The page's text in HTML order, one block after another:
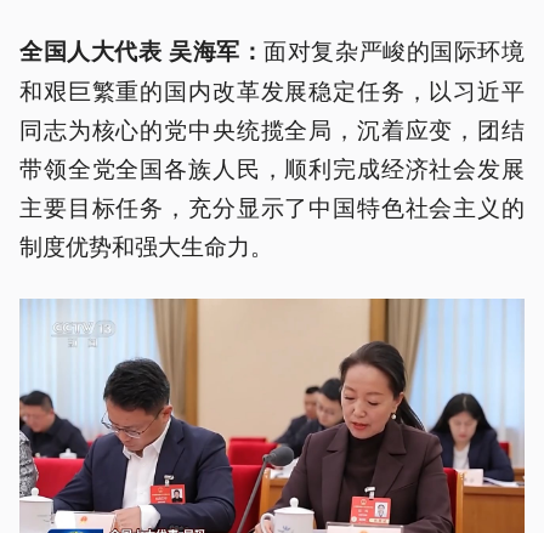
全国人大代表 吴海军：面对复杂严峻的国际环境
和艰巨繁重的国内改革发展稳定任务，以习近平
同志为核心的党中央统揽全局，沉着应变，团结
带领全党全国各族人民，顺利完成经济社会发展
主要目标任务，充分显示了中国特色社会主义的
制度优势和强大生命力。